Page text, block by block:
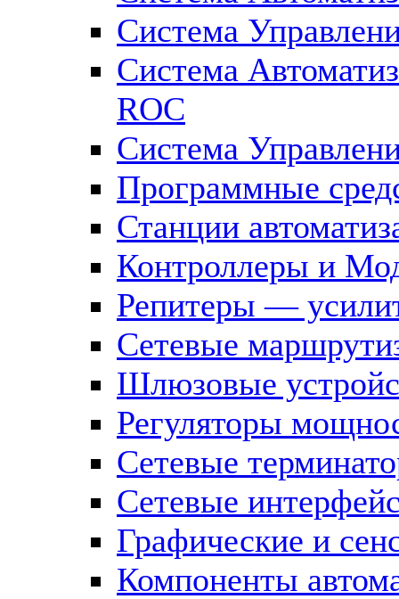
Система
Система
ROC
Система
Программные
Станции
Контроллеры и
Репитеры —
Сетевые
Шлюзовые
Регуляторы
Сетевые
Сетевые
Графические и
Компоненты